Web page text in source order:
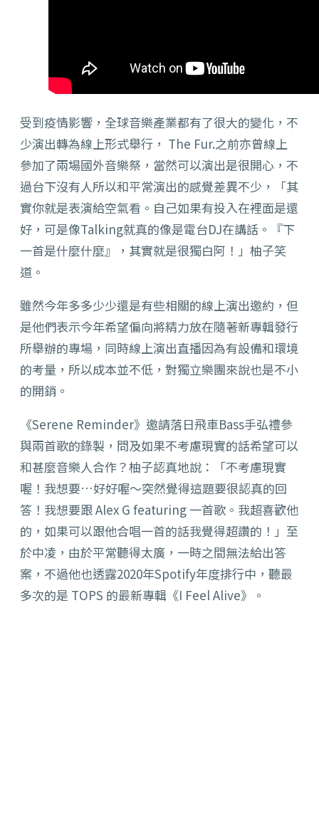
受到疫情影響，全球音樂產業都有了很大的變化，不
少演出轉為線上形式舉行， The Fur.之前亦曾線上
參加了兩場國外音樂祭，當然可以演出是很開心，不
過台下沒有人所以和平常演出的感覺差異不少，「其
實你就是表演給空氣看。自己如果有投入在裡面是還
好，可是像Talking就真的像是電台DJ在講話。『下
一首是什麼什麼』，其實就是很獨白阿！」柚子笑
道。
雖然今年多多少少還是有些相關的線上演出邀約，但
是他們表示今年希望偏向將精力放在隨著新專輯發行
所舉辦的專場，同時線上演出直播因為有設備和環境
的考量，所以成本並不低，對獨立樂團來說也是不小
的開銷。
《Serene Reminder》邀請落日飛車Bass手弘禮參
與兩首歌的錄製，問及如果不考慮現實的話希望可以
和甚麼音樂人合作？柚子認真地說：「不考慮現實
喔！我想要…好好喔～突然覺得這題要很認真的回
答！我想要跟 Alex G featuring 一首歌。我超喜歡他
的，如果可以跟他合唱一首的話我覺得超讚的！」至
於中凌，由於平常聽得太廣，一時之間無法給出答
案，不過他也透露2020年Spotify年度排行中，聽最
多次的是 TOPS 的最新專輯《I Feel Alive》。